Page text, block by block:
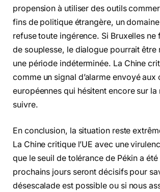
propension à utiliser des outils
fins de politique étrangère, un
refuse toute ingérence. Si Bruxelles ne
de souplesse, le dialogue pourrait être
une période indéterminée. La Chine
comme un signal d’alarme envoyé aux
européennes qui hésitent encore sur la
suivre.
En conclusion, la situation reste
La Chine critique l’UE avec une
que le seuil de tolérance de Pékin a
prochains jours seront décisifs pour
désescalade est possible ou si nous